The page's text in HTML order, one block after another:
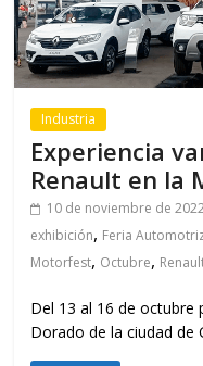
Industria
Experiencia
Renault en la
10 de noviembre de
exhibición, Feria
Motorfest, Octubre,
Del 13 al 16 de octubre
Dorado de la ciudad de